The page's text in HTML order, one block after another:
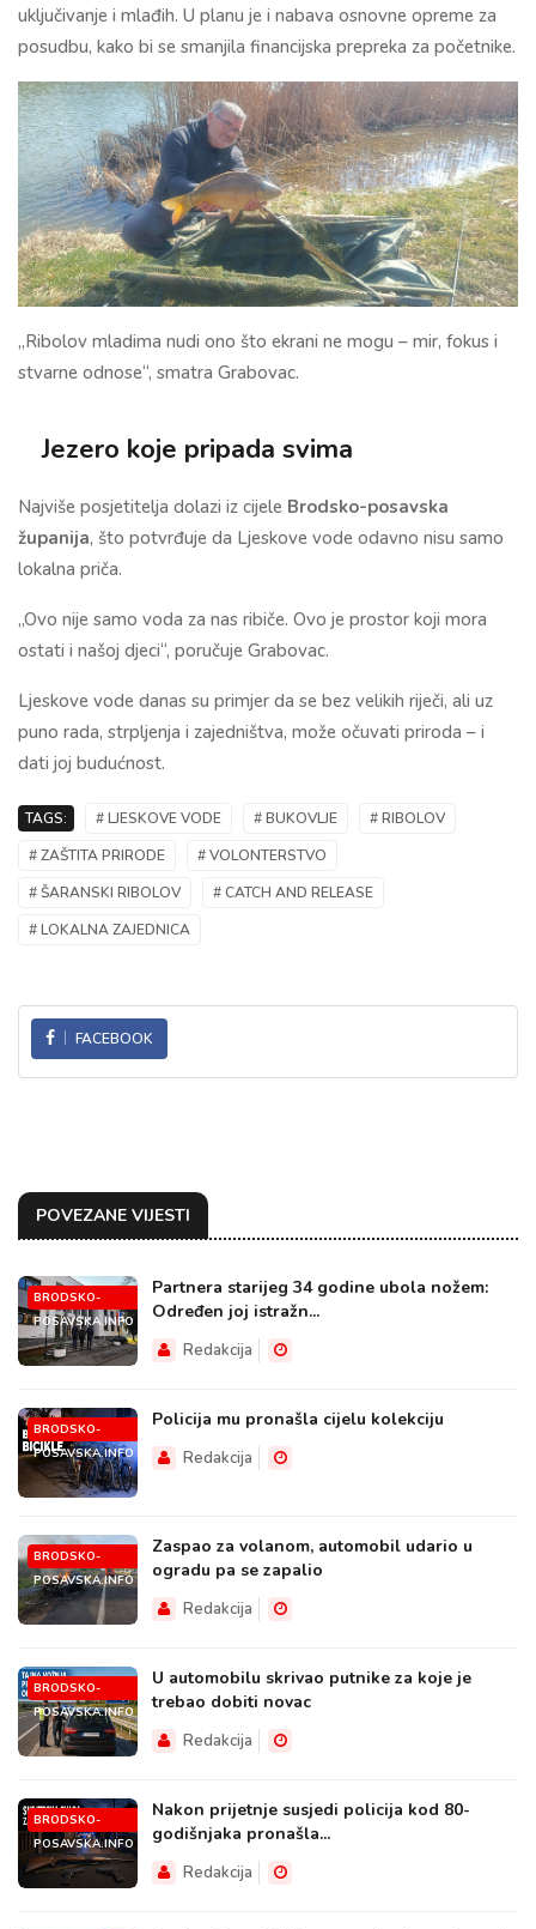
uključivanje i mlađih. U planu je i nabava osnovne opreme za
posudbu, kako bi se smanjila financijska prepreka za početnike.
„Ribolov mladima nudi ono što ekrani ne mogu – mir, fokus i
stvarne odnose“, smatra Grabovac.
Jezero koje pripada svima
Najviše posjetitelja dolazi iz cijele Brodsko-posavska
županija, što potvrđuje da Ljeskove vode odavno nisu samo
lokalna priča.
„Ovo nije samo voda za nas ribiče. Ovo je prostor koji mora
ostati i našoj djeci“, poručuje Grabovac.
Ljeskove vode danas su primjer da se bez velikih riječi, ali uz
puno rada, strpljenja i zajedništva, može očuvati priroda – i
dati joj budućnost.
TAGS: # LJESKOVE VODE # BUKOVLJE
# RIBOLOV
# ZAŠTITA PRIRODE
# VOLONTERSTVO
# ŠARANSKI RIBOLOV
# CATCH AND RELEASE
# LOKALNA ZAJEDNICA
FACEBOOK
POVEZANE VIJESTI
BRODSKO-
POSAVSKA.INFO
Partnera starijeg 34 godine ubola nožem:
Određen joj istražn...
Redakcija
BRODSKO-
POSAVSKA.INFO
Policija mu pronašla cijelu kolekciju
Redakcija
BRODSKO-
POSAVSKA.INFO
Zaspao za volanom, automobil udario u
ogradu pa se zapalio
Redakcija
BRODSKO-
POSAVSKA.INFO
U automobilu skrivao putnike za koje je
trebao dobiti novac
Redakcija
BRODSKO-
POSAVSKA.INFO
Nakon prijetnje susjedi policija kod 80-
godišnjaka pronašla...
Redakcija